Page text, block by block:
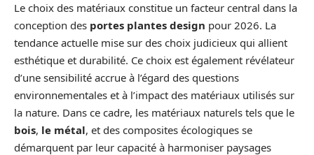
Le choix des matériaux constitue un facteur central dans la
conception des portes plantes design pour 2026. La
tendance actuelle mise sur des choix judicieux qui allient
esthétique et durabilité. Ce choix est également révélateur
d’une sensibilité accrue à l’égard des questions
environnementales et à l’impact des matériaux utilisés sur
la nature. Dans ce cadre, les matériaux naturels tels que le
bois, le métal, et des composites écologiques se
démarquent par leur capacité à harmoniser paysages